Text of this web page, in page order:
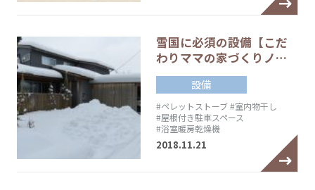
雪国に必須の設備【こだ
わりママの家づくりノ…
設備
#ペレットストーブ#室内物干し
#屋根付き駐車スペース
#浴室暖房乾燥機
2018.11.21